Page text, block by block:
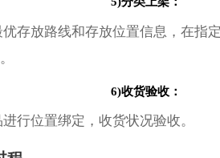
存放路线和存放位置信息，在指
6)收货验收：
行位置绑定，收货状况验收。